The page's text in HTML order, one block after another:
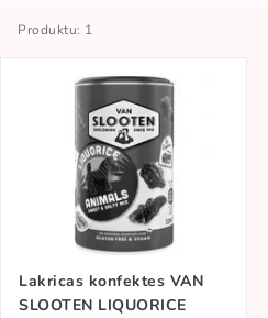
Produktu: 1
Lakricas konfektes VAN
SLOOTEN LIQUORICE